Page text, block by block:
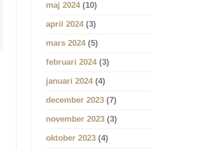
maj 2024(10)
april 2024(3)
mars 2024(5)
februari 2024(3)
januari 2024(4)
december 2023(7)
november 2023(3)
oktober 2023(4)